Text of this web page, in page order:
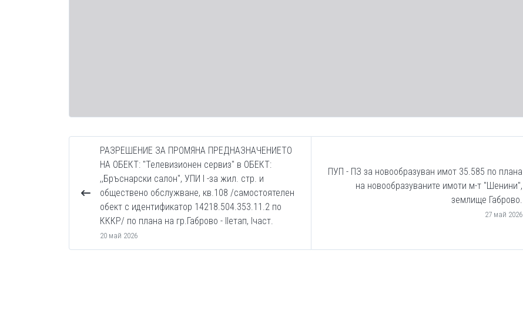
РАЗРЕШЕНИЕ ЗА ПРОМЯНА ПРЕДНАЗНАЧЕНИЕТО
НА ОБЕКТ: "Телевизионен сервиз" в ОБЕКТ:
,,Бръснарски салон'', УПИ I -за жил. стр. и
обществено обслужване, кв.108 /самостоятелен
обект с идентификатор 14218.504.353.11.2 по
КККР/ по плана на гр.Габрово - IIетап, Iчаст.
20 май 2026
ПУП - ПЗ за новообразуван имот 35.585 по плана
на новообразуваните имоти м-т "Шенини",
землище Габрово.
27 май 2026